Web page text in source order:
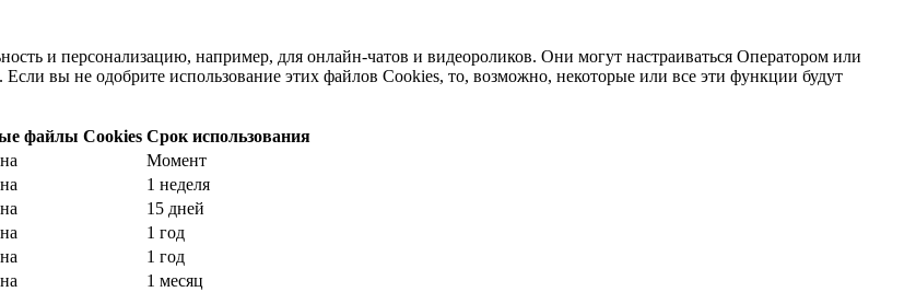
и персонализацию, например, для онлайн-чатов и видеороликов. Они могут настраиваться Оператором или
вы не одобрите использование этих файлов Cookies, то, возможно, некоторые или все эти функции будут
файлы Cookies Срок использования
Момент
1 неделя
15 дней
1 год
1 год
1 месяц